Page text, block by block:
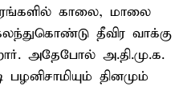
காலை, மாலை
தீவிர வாக்கு
அதேபோல் அ.தி.மு.க.
தினமும்